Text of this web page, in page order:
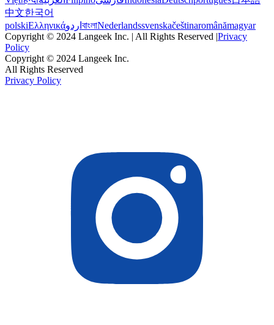
中文한국어
polskiΕλληνικάاردو বাংলাNederlandssvenskačeštinaromânămagyar
Copyright © 2024 Langeek Inc. | All Rights Reserved |Privacy
Policy
Copyright © 2024 Langeek Inc.
All Rights Reserved
Privacy Policy